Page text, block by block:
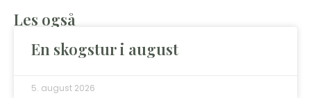
Les også
En skogstur i august
5. august 2026